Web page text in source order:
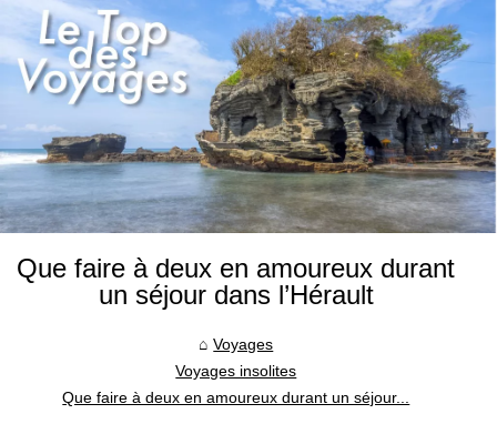
Que faire à deux en amoureux durant
un séjour dans l’Hérault
Voyages
Voyages insolites
Que faire à deux en amoureux durant un séjour...